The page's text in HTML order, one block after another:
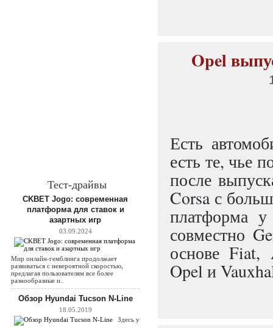
Тест-драйвы
CKBET Jogo: современная
платформа для ставок и
азартных игр
03.09.2024
Мир онлайн-гемблинга продолжает
развиваться с невероятной скоростью,
предлагая пользователям все более
разнообразные и..
Обзор Hyundai Tucson N-Line
18.05.2019
Здесь у
Opel
Есть
есть те, чье
после
Corsa с
платформа
совместно
основе Fiat,
Opel и